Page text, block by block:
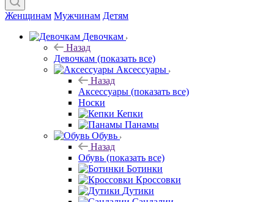
Женщинам Мужчинам Детям
Девочкам
Назад
Девочкам (показать все)
Аксессуары
Назад
Аксессуары (показать все)
Носки
Кепки
Панамы
Обувь
Назад
Обувь (показать все)
Ботинки
Кроссовки
Дутики